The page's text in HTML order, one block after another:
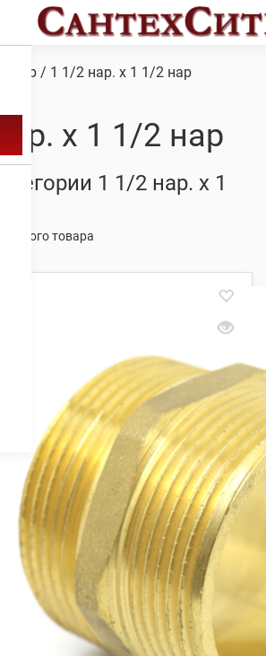
/ 1 1/2 нар. х 1 1/2 нар
х 1 1/2 нар
1 1/2 нар. х 1
товара